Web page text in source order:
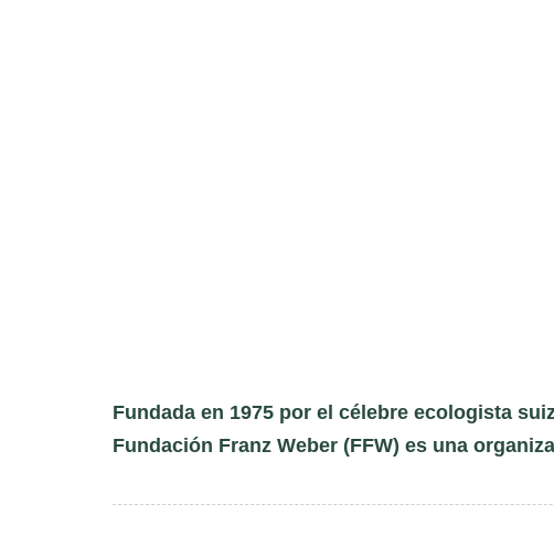
Fundada en 1975 por el célebre ecologista
Fundación Franz Weber (FFW) es una